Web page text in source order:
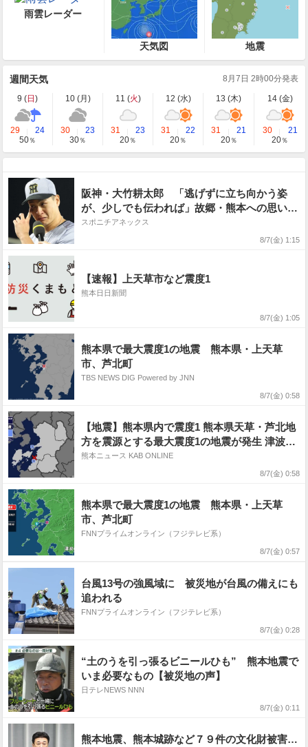
雨雲レーダー
天気図 地震
週間天気 8月7日 2時00分発表
9 (日 ) 10 (月 ) 11 (火) 12 (水) 13 (木) 14 (金)
29
24
50％
30
23
30％
31
23
20％
31
22
20％
31
21
20％
30
21
20％
阪神・大竹耕太郎 「逃げずに立ち向かう姿
が、少しでも伝われば」故郷・熊本への思い胸
に涙の4勝目
スポニチアネックス
8/7(金) 1:15
【速報】上天草市など震度1
熊本日日新聞
8/7(金) 1:05
熊本県で最大震度1の地震 熊本県・上天草
市、芦北町
TBS NEWS DIG Powered by JNN
8/7(金) 0:58
【地震】熊本県内で震度1 熊本県天草・芦北地
方を震源とする最大震度1の地震が発生 津波の
心配なし
熊本ニュース KAB ONLINE
8/7(金) 0:58
熊本県で最大震度1の地震 熊本県・上天草
市、芦北町
FNNプライムオンライン（フジテレビ系）
8/7(金) 0:57
台風13号の強風域に 被災地が台風の備えにも
追われる
FNNプライムオンライン（フジテレビ系）
8/7(金) 0:28
“土のうを引っ張るビニールひも” 熊本地震で
いま必要なもの【被災地の声】
日テレNEWS NNN
8/7(金) 0:11
熊本地震、熊本城跡など７９件の文化財被害…